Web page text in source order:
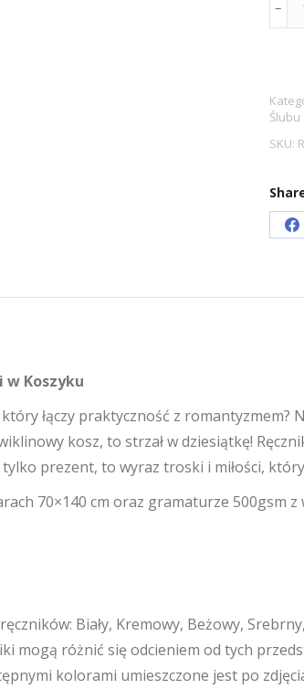
i
﹣
Ślubu
SKU:
w Koszyku
łączy praktyczność z romantyzmem?
kosz, to strzał w dziesiątkę!
prezent, to wyraz troski i miłości,
70×140 cm oraz gramaturze
Biały, Kremowy, Beżowy,
mogą różnić się odcieniem od tych
kolorami umieszczone jest po